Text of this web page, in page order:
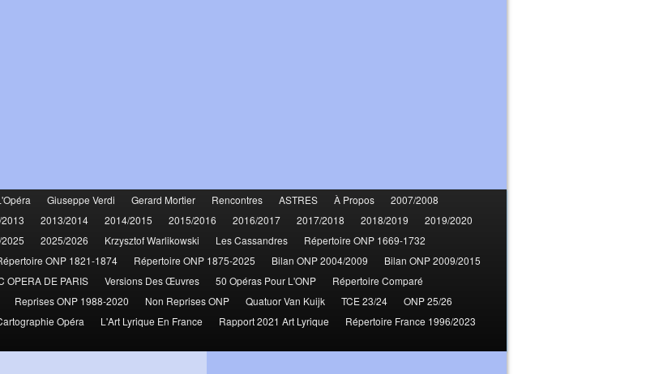
Giuseppe Verdi Gerard Mortier Rencontres ASTRES À Propos
2007/2008
2013/2014 2014/2015 2015/2016 2016/2017 2017/2018 2018/2019
2019/2020
2025/2026 Krzysztof Warlikowski Les Cassandres
Répertoire ONP 1669-1732
ONP 1821-1874 Répertoire ONP 1875-2025 Bilan ONP 2004/2009
Bilan ONP 2009/2015
OPERA DE PARIS Versions Des Œuvres 50 Opéras Pour L'ONP
Répertoire Comparé
Reprises ONP 1988-2020 Non Reprises ONP Quatuor Van Kuijk TCE 23/24
ONP 25/26
Opéra L'Art Lyrique En France Rapport 2021 Art Lyrique
Répertoire France 1996/2023